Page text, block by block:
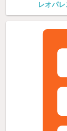
レオパ